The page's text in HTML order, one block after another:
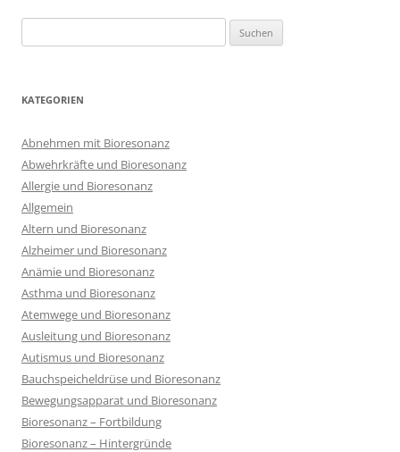
nach:
KATEGORIEN
Abnehmen mit Bioresonanz
Abwehrkräfte und Bioresonanz
Allergie und Bioresonanz
Allgemein
Altern und Bioresonanz
Alzheimer und Bioresonanz
Anämie und Bioresonanz
Asthma und Bioresonanz
Atemwege und Bioresonanz
Ausleitung und Bioresonanz
Autismus und Bioresonanz
Bauchspeicheldrüse und Bioresonanz
Bewegungsapparat und Bioresonanz
Bioresonanz – Fortbildung
Bioresonanz – Hintergründe